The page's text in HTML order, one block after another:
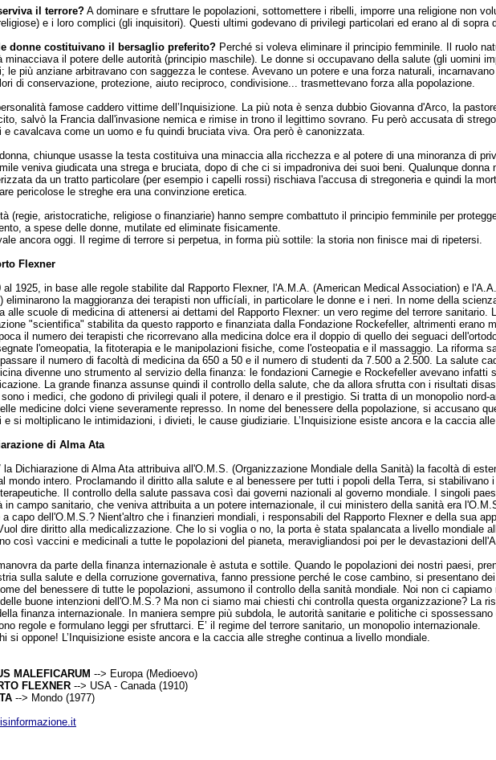
il terrore?A dominare e sfruttare le popolazioni, sottomettere i ribelli, imporre una religione non
e i loro complici (gli inquisitori). Questi ultimi godevano di privilegi particolari ed erano al di sopra
donne costituivano il bersaglio preferito? Perché si voleva eliminare il principio femminile. Il ruolo
minacciava il potere delle autorità (principio maschile). Le donne si occupavano della salute (gli uomini
le più anziane arbitravano con saggezza le contese. Avevano un potere e una forza naturali,
di conservazione, protezione, aiuto reciproco, condivisione... trasmettevano forza alla popolazione.
famose caddero vittime dell’Inquisizione. La più nota è senza dubbio Giovanna d'Arco, la
salvò la Francia dall'invasione nemica e rimise in trono il legittimo sovrano. Fu però accusata di
e cavalcava come un uomo e fu quindi bruciata viva. Ora però è canonizzata.
chiunque usasse la testa costituiva una minaccia alla ricchezza e al potere di una minoranza di
veniva giudicata una strega e bruciata, dopo di che ci si impadroniva dei suoi beni. Qualunque
da un tratto particolare (per esempio i capelli rossi) rischiava l'accusa di stregoneria e quindi la
pericolose le streghe era una convinzione eretica.
(regie, aristocratiche, religiose o finanziarie) hanno sempre combattuto il principio femminile per
a spese delle donne, mutilate ed eliminate fisicamente.
ancora oggi. Il regime di terrore si perpetua, in forma più sottile: la storia non finisce mai di ripetersi.
Flexner
al 1925, in base alle regole stabilite dal Rapporto Flexner, l'A.M.A. (American Medical Association) e
eliminarono la maggioranza dei terapisti non ufficíali, in particolare le donne e i neri. In nome della
alle scuole di medicina di attenersi ai dettami del Rapporto Flexner: un vero regime del terrore sanitario.
"scientifica" stabilita da questo rapporto e finanziata dalla Fondazione Rockefeller, altrimenti erano
il numero dei terapisti che ricorrevano alla medicina dolce era il doppio di quello dei seguaci
l'omeopatia, la fitoterapia e le manipolazioni fisiche, come l'osteopatia e il massaggio. La riforma
il numero di facoltà di medicina da 650 a 50 e il numero di studenti da 7.500 a 2.500. La salute
divenne uno strumento al servizio della finanza: le fondazioni Carnegie e Rockefeller avevano infatti
La grande finanza assunse quindi il controllo della salute, che da allora sfrutta con i risultati
i medici, che godono di privilegi quali il potere, il denaro e il prestigio. Si tratta di un monopolio nord-
medicine dolci viene severamente represso. In nome del benessere della popolazione, si accusano
e si moltiplicano le intimidazioni, i divieti, le cause giudiziarie. L’Inquisizione esiste ancora e la caccia alle
di Alma Ata
la Dichiarazione di Alma Ata attribuiva all'O.M.S. (Organizzazione Mondiale della Sanità) la facoltà di
mondo intero. Proclamando il diritto alla salute e al benessere per tutti i popoli della Terra, si stabilivano
Il controllo della salute passava così dai governi nazionali al governo mondiale. I singoli
in campo sanitario, che veniva attribuita a un potere internazionale, il cui ministero della sanità era
a capo dell'O.M.S.? Nient'altro che i finanzieri mondiali, i responsabili del Rapporto Flexner e della sua
dire diritto alla medicalizzazione. Che lo si voglia o no, la porta è stata spalancata a livello mondiale
così vaccini e medicinali a tutte le popolazioni del pianeta, meravigliandosi poi per le devastazioni
da parte della finanza internazionale è astuta e sottile. Quando le popolazioni dei nostri paesi,
sulla salute e della corruzione governativa, fanno pressione perché le cose cambino, si presentano
del benessere di tutte le popolazioni, assumono il controllo della sanità mondiale. Noi non ci
buone intenzioni dell'O.M.S.? Ma non ci siamo mai chiesti chi controlla questa organizzazione? La
finanza internazionale. In maniera sempre più subdola, le autorità sanitarie e politiche ci spossessano
regole e formulano leggi per sfruttarci. E’ il regime del terrore sanitario, un monopolio internazionale.
si oppone! L’Inquisizione esiste ancora e la caccia alle streghe continua a livello mondiale.
MALEFICARUM --> Europa (Medioevo)
FLEXNER --> USA - Canada (1910)
--> Mondo (1977)